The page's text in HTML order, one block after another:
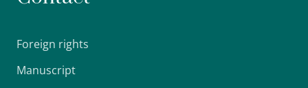
Foreign rights
Manuscript